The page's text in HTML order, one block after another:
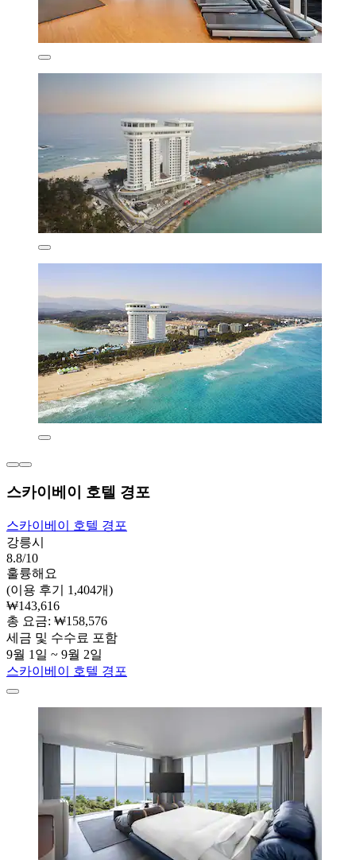
스카이베이 호텔 경포
스카이베이 호텔 경포
강릉시
8.8/10
훌륭해요
(이용 후기 1,404개)
₩143,616
총 요금: ₩158,576
세금 및 수수료 포함
9월 1일 ~ 9월 2일
스카이베이 호텔 경포